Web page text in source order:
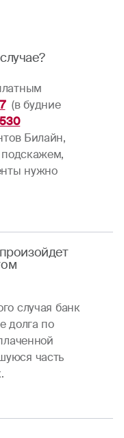
(в будние
Билайн,
нужно
случая банк
долга по
часть